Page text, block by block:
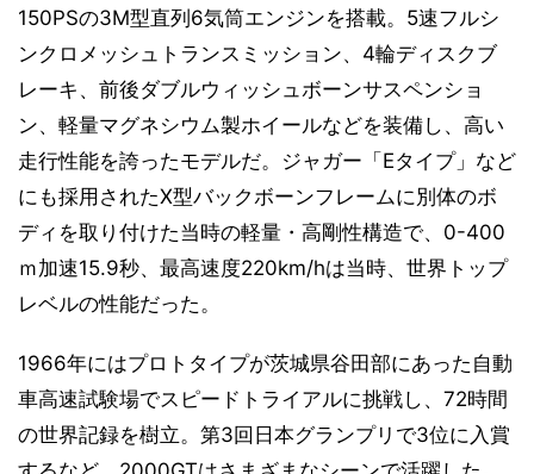
150PSの3M型直列6気筒エンジンを搭載。5速フルシ
ンクロメッシュトランスミッション、4輪ディスクブ
レーキ、前後ダブルウィッシュボーンサスペンショ
ン、軽量マグネシウム製ホイールなどを装備し、高い
走行性能を誇ったモデルだ。ジャガー「Eタイプ」など
にも採用されたX型バックボーンフレームに別体のボ
ディを取り付けた当時の軽量・高剛性構造で、0-400
ｍ加速15.9秒、最高速度220km/hは当時、世界トップ
レベルの性能だった。
1966年にはプロトタイプが茨城県谷田部にあった自動
車高速試験場でスピードトライアルに挑戦し、72時間
の世界記録を樹立。第3回日本グランプリで3位に入賞